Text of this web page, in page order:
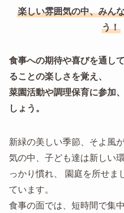
楽しい雰囲気の中、みん
う！
食事への期待や喜びを通し
ることの楽しさを覚え、
菜園活動や調理保育に参加
しょう。
新緑の美しい季節、そよ風
気の中、子ども達は新しい
っかり慣れ、 園庭を所せま
ています。
食事の面では、短時間で集